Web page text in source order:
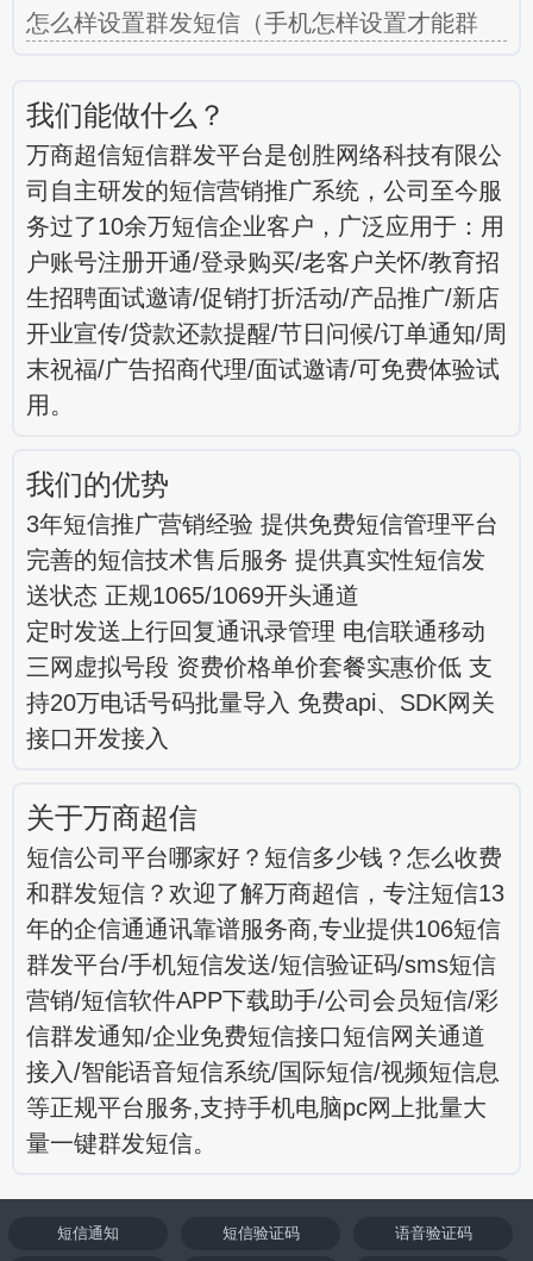
怎么样设置群发短信（手机怎样设置才能群
我们能做什么？
万商超信短信群发平台是创胜网络科技有限公
司自主研发的短信营销推广系统，公司至今服
务过了10余万短信企业客户，广泛应用于：用
户账号注册开通/登录购买/老客户关怀/教育招
生招聘面试邀请/促销打折活动/产品推广/新店
开业宣传/贷款还款提醒/节日问候/订单通知/周
末祝福/广告招商代理/面试邀请/可免费体验试
用。
我们的优势
3年短信推广营销经验 提供免费短信管理平台
完善的短信技术售后服务 提供真实性短信发
送状态 正规1065/1069开头通道
定时发送上行回复通讯录管理 电信联通移动
三网虚拟号段 资费价格单价套餐实惠价低 支
持20万电话号码批量导入 免费api、SDK网关
接口开发接入
关于万商超信
短信公司平台哪家好？短信多少钱？怎么收费
和群发短信？欢迎了解万商超信，专注短信13
年的企信通通讯靠谱服务商,专业提供106短信
群发平台/手机短信发送/短信验证码/sms短信
营销/短信软件APP下载助手/公司会员短信/彩
信群发通知/企业免费短信接口短信网关通道
接入/智能语音短信系统/国际短信/视频短信息
等正规平台服务,支持手机电脑pc网上批量大
量一键群发短信。
短信通知 短信验证码 语音验证码